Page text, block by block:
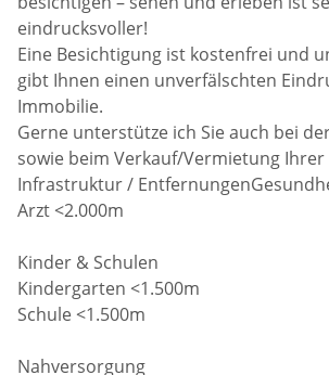
eindrucksvoller!
Eine Besichtigung ist kostenfrei und
gibt Ihnen einen unverfälschten
Immobilie.
Gerne unterstütze ich Sie auch bei
sowie beim Verkauf/Vermietung
Infrastruktur /
Arzt <2.000m
Kinder & Schulen
Kindergarten <1.500m
Schule <1.500m
Nahversorgung